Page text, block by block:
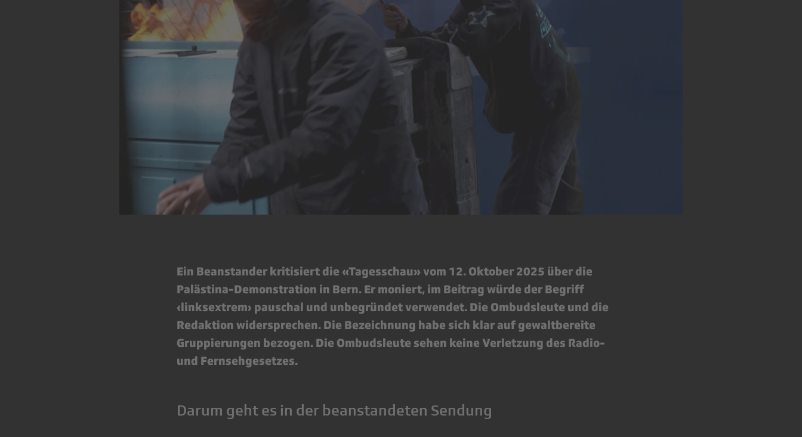
Ein Beanstander kritisiert die «Tagesschau» vom 12. Oktober 2025 über die
Palästina-Demonstration in Bern. Er moniert, im Beitrag würde der Begriff
‹linksextrem› pauschal und unbegründet verwendet. Die Ombudsleute und die
Redaktion widersprechen. Die Bezeichnung habe sich klar auf gewaltbereite
Gruppierungen bezogen. Die Ombudsleute sehen keine Verletzung des Radio-
und Fernsehgesetzes.
Darum geht es in der beanstandeten Sendung